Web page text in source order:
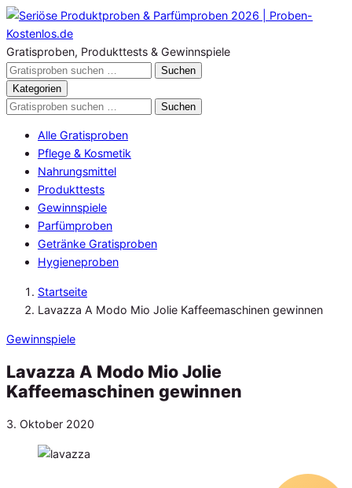
Zum
Inhalt
springen
Gratisproben, Produkttests & Gewinnspiele
Gratisproben
durchsuchen
Suchen
Kategorien
Gratisproben
Suchen
Alle Gratisproben
Pflege & Kosmetik
Nahrungsmittel
Produkttests
Gewinnspiele
Parfümproben
Getränke Gratisproben
Hygieneproben
Startseite
Lavazza A Modo Mio Jolie Kaffeemaschinen gewinnen
Gewinnspiele
Lavazza A Modo Mio Jolie
Kaffeemaschinen gewinnen
Veröffentlicht
3. Oktober 2020